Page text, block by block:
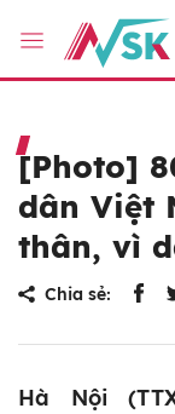
[Photo]
dân Việt
thân, vì
Chia sẻ:
Hà Nội